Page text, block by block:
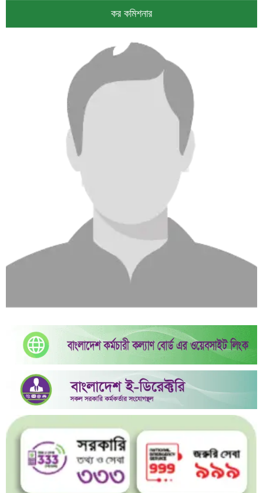
কর কমিশনার